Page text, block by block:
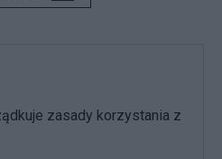
zasady korzystania z